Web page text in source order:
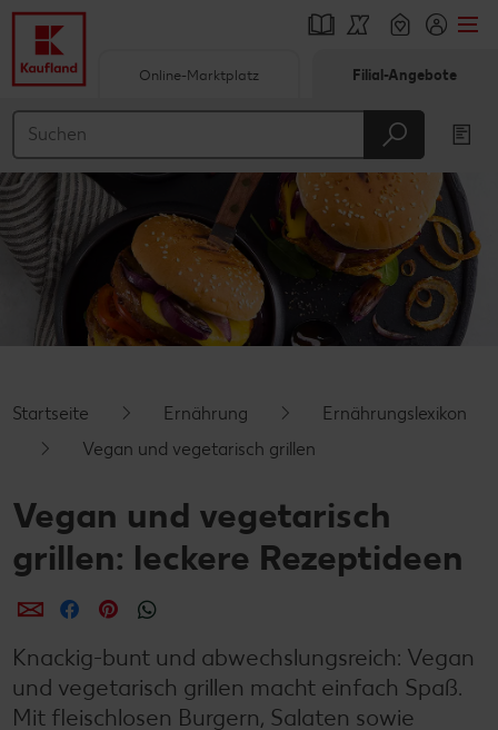
Hauptinhalt
Footer
Schwebender Seitenbereich
Online-Marktplatz Filial-Angebote
Startseite Ernährung
Ernährungslexikon
Vegan und vegetarisch grillen
Vegan und vegetarisch
grillen: leckere Rezeptideen
per E-Mail teilen
per Facebook teilen
per Pinterest teilen
Knackig-bunt und abwechslungsreich: Vegan
und vegetarisch grillen macht einfach Spaß.
Mit fleischlosen Burgern, Salaten sowie